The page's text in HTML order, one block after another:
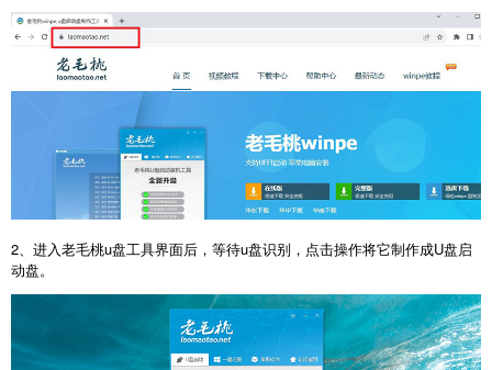
2、进入老毛桃u盘工具界面后，等待u盘识别，点击操作将它制作成U盘启
动盘。